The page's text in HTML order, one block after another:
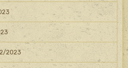
2023